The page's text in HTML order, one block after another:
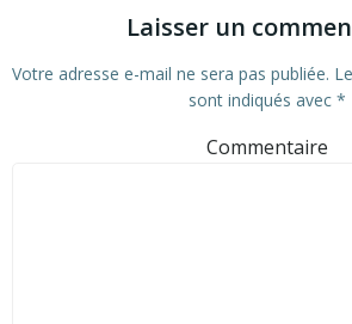
Laisser un
Votre adresse e-mail ne sera pas publiée.
sont indiqués avec *
Commentaire